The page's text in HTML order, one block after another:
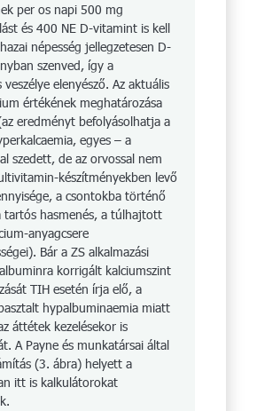
per os napi 500 mg
és 400 NE D-vitamint is kell
népesség jellegzetesen D-
szenved, így a
elenyésző. Az aktuális
értékének meghatározása
eredményt befolyásolhatja a
egyes – a
szedett, de az orvossal nem
készítményekben levő
a csontokba történő
tartós hasmenés, a túlhajtott
anyagcsere
Bár a ZS alkalmazási
korrigált kalciumszint
TIH esetén írja elő, a
hypalbuminaemia miatt
áttétek kezelésekor is
A Payne és munkatársai által
(3. ábra) helyett a
itt is kalkulátorokat